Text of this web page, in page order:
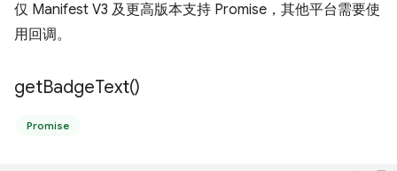
仅 Manifest V3 及更高版本支持 Promise，其他平台需要使
用回调。
getBadgeText()
Promise